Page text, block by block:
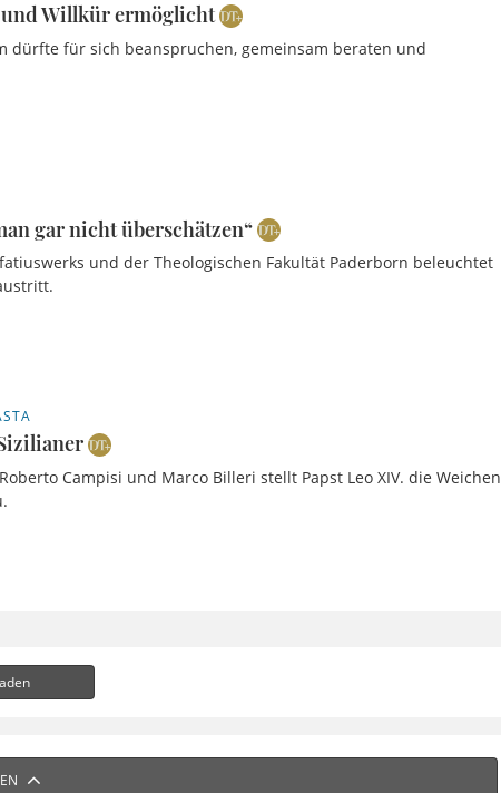
Willkür ermöglicht
dürfte für sich beanspruchen, gemeinsam beraten und
gar nicht überschätzen“
und der Theologischen Fakultät Paderborn beleuchtet
Campisi und Marco Billeri stellt Papst Leo XIV. die Weichen